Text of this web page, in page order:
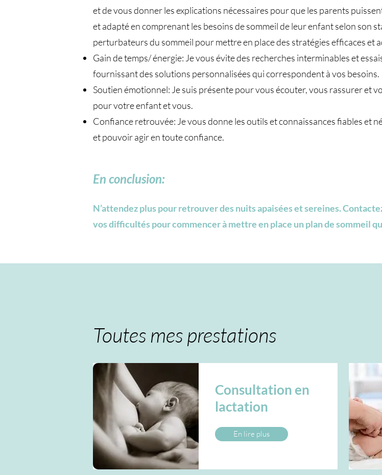
et de vous donner les explications nécessaires pour que les parents
et adapté en comprenant les besoins de sommeil de leur enfant selon son
perturbateurs du sommeil pour mettre en place des stratégies efficaces et
Gain de temps/ énergie: Je vous évite des recherches interminables et
fournissant des solutions personnalisées qui correspondent à vos besoins.
Soutien émotionnel: Je suis présente pour vous écouter, vous rassurer et
pour votre enfant et vous.
Confiance retrouvée: Je vous donne les outils et connaissances fiables et
et pouvoir agir en toute confiance.
En conclusion:
​N’attendez plus pour retrouver des nuits apaisées et sereines.
vos difficultés pour commencer à mettre en place un plan de sommeil
Toutes mes prestations
Consultation en
lactation
En lire plus